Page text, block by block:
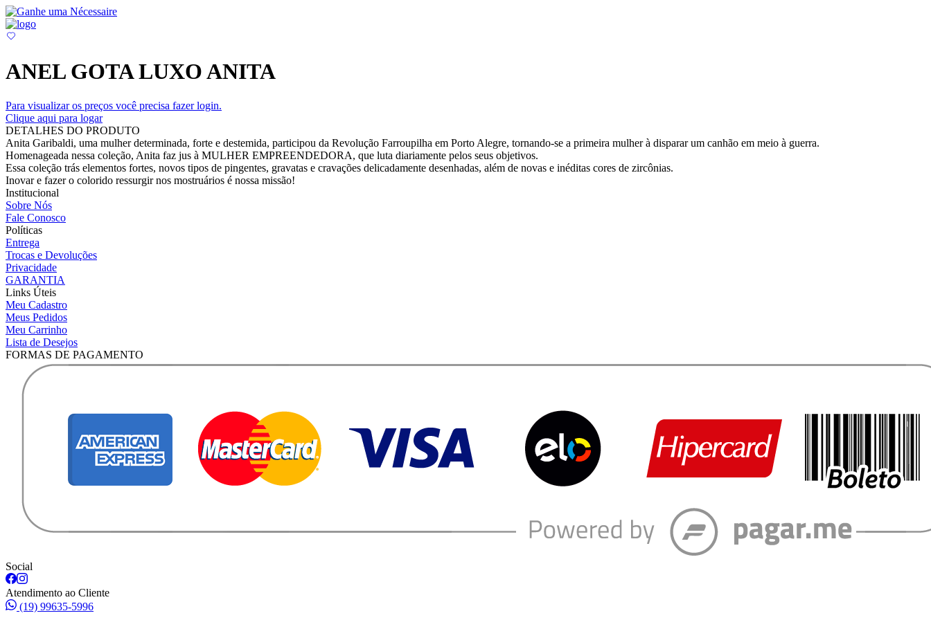
ANEL GOTA LUXO ANITA
Para visualizar os preços você precisa fazer login.
Clique aqui para logar
DETALHES DO PRODUTO
Anita Garibaldi, uma mulher determinada, forte e destemida, participou da Revolução Farroupilha em Porto Alegre, tornando-se a primeira mulher à disparar um canhão em meio à guerra.
Homenageada nessa coleção, Anita faz jus à MULHER EMPREENDEDORA, que luta diariamente pelos seus objetivos.
Essa coleção trás elementos fortes, novos tipos de pingentes, gravatas e cravações delicadamente desenhadas, além de novas e inéditas cores de zircônias.
Inovar e fazer o colorido ressurgir nos mostruários é nossa missão!
Institucional
Sobre Nós
Fale Conosco
Políticas
Entrega
Trocas e Devoluções
Privacidade
GARANTIA
Links Úteis
Meu Cadastro
Meus Pedidos
Meu Carrinho
Lista de Desejos
FORMAS DE PAGAMENTO
Social
Atendimento ao Cliente
(19) 99635-5996